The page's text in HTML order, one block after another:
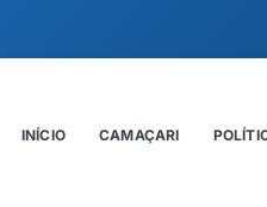
INÍCIO CAMAÇARI